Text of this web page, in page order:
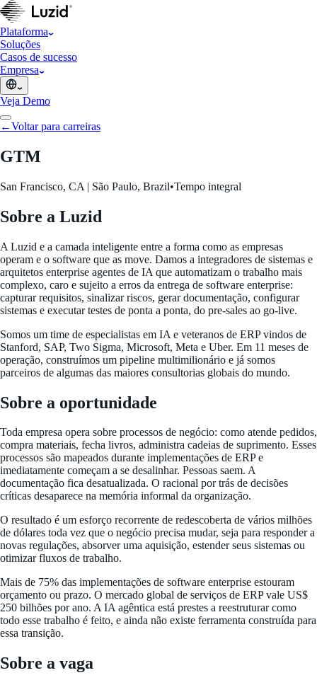
Plataforma
Soluções
Casos de sucesso
Empresa
Veja Demo
←Voltar para carreiras
GTM
San Francisco, CA | São Paulo, Brazil•Tempo integral
Sobre a Luzid
A Luzid e a camada inteligente entre a forma como as empresas
operam e o software que as move. Damos a integradores de sistemas e
arquitetos enterprise agentes de IA que automatizam o trabalho mais
complexo, caro e sujeito a erros da entrega de software enterprise:
capturar requisitos, sinalizar riscos, gerar documentação, configurar
sistemas e executar testes de ponta a ponta, do pre-sales ao go-live.
Somos um time de especialistas em IA e veteranos de ERP vindos de
Stanford, SAP, Two Sigma, Microsoft, Meta e Uber. Em 11 meses de
operação, construímos um pipeline multimilionário e já somos
parceiros de algumas das maiores consultorias globais do mundo.
Sobre a oportunidade
Toda empresa opera sobre processos de negócio: como atende pedidos,
compra materiais, fecha livros, administra cadeias de suprimento. Esses
processos são mapeados durante implementações de ERP e
imediatamente começam a se desalinhar. Pessoas saem. A
documentação fica desatualizada. O racional por trás de decisões
críticas desaparece na memória informal da organização.
O resultado é um esforço recorrente de redescoberta de vários milhões
de dólares toda vez que o negócio precisa mudar, seja para responder a
novas regulações, absorver uma aquisição, estender seus sistemas ou
otimizar fluxos de trabalho.
Mais de 75% das implementações de software enterprise estouram
orçamento ou prazo. O mercado global de serviços de ERP vale US$
250 bilhões por ano. A IA agêntica está prestes a reestruturar como
todo esse trabalho é feito, e ainda não existe ferramenta construída para
essa transição.
Sobre a vaga